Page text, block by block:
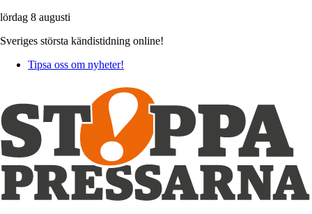
lördag 8 augusti
Sveriges största kändistidning online!
Tipsa oss om nyheter!